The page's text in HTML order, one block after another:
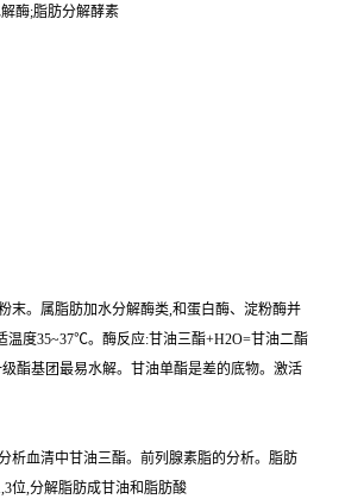
酶;脂肪分解酵素
末。属脂肪加水分解酶类,和蛋白酶、淀粉酶并
温度35~37℃。酶反应:甘油三酯+H2O=甘油二酯
酯基团最易水解。甘油单酯是差的底物。激活
析血清中甘油三酯。前列腺素脂的分析。脂肪
位,分解脂肪成甘油和脂肪酸